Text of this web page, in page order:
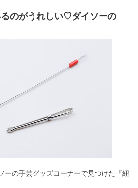
のがうれしい♡ダイソーの
ーの手芸グッズコーナーで見つけた『紐